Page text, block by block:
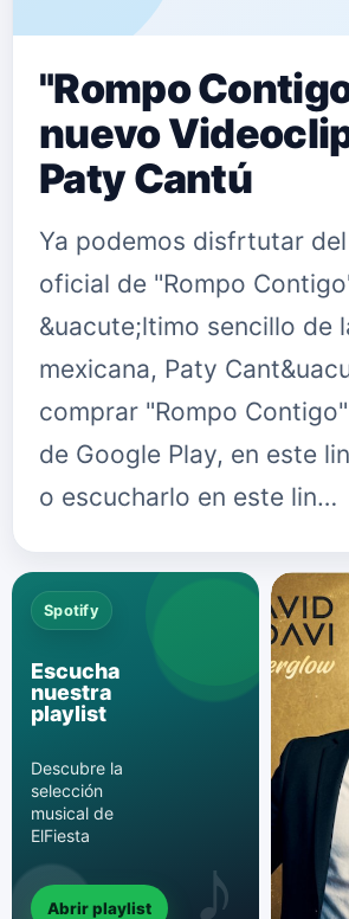
"Rompo
nuevo
Paty Cantú
Ya podemos disfrtutar
oficial de "Rompo
&uacute;ltimo sencillo de
mexicana, Paty
comprar "Rompo
de Google Play, en este
o escucharlo en este lin…
Spotify
Escucha
nuestra
playlist
Descubre la
selección
musical de
ElFiesta
Abrir playlist